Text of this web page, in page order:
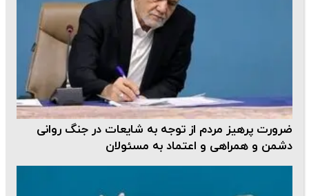
ضرورت پرهیز مردم از توجه به شایعات در جنگ روانی
دشمن و همراهی و اعتماد به مسئولان